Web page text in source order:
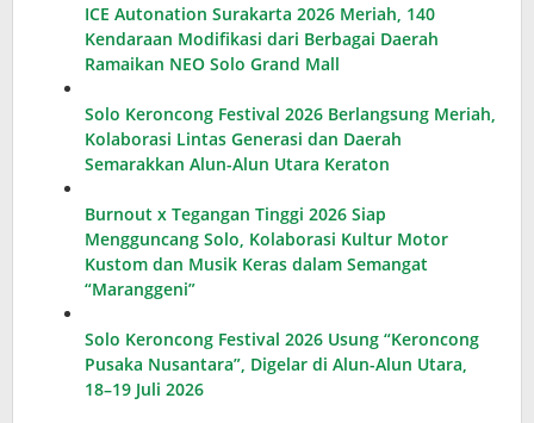
ICE Autonation Surakarta 2026 Meriah, 140
Kendaraan Modifikasi dari Berbagai Daerah
Ramaikan NEO Solo Grand Mall
Solo Keroncong Festival 2026 Berlangsung Meriah,
Kolaborasi Lintas Generasi dan Daerah
Semarakkan Alun-Alun Utara Keraton
Burnout x Tegangan Tinggi 2026 Siap
Mengguncang Solo, Kolaborasi Kultur Motor
Kustom dan Musik Keras dalam Semangat
“Maranggeni”
Solo Keroncong Festival 2026 Usung “Keroncong
Pusaka Nusantara”, Digelar di Alun-Alun Utara,
18–19 Juli 2026